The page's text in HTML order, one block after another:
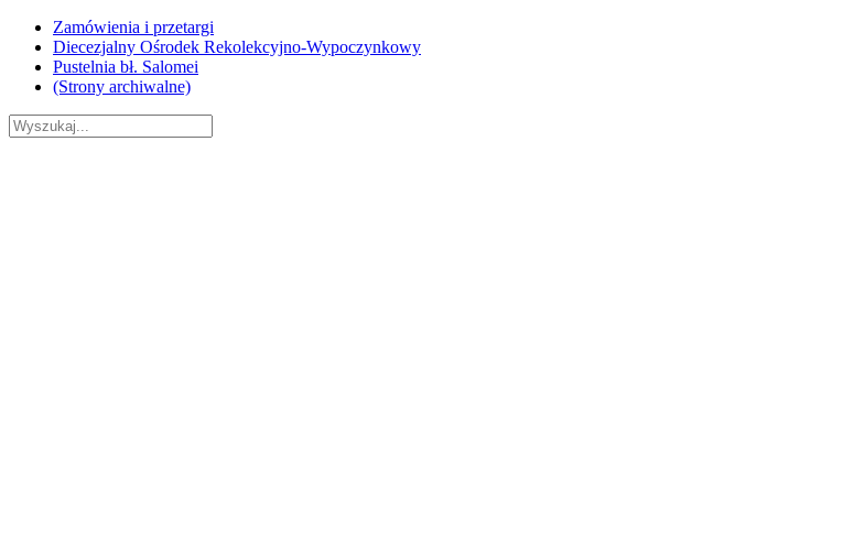
Skip
content
Zamówienia i przetargi
Diecezjalny Ośrodek Rekolekcyjno-Wypoczynkowy
Pustelnia bł. Salomei
(Strony archiwalne)